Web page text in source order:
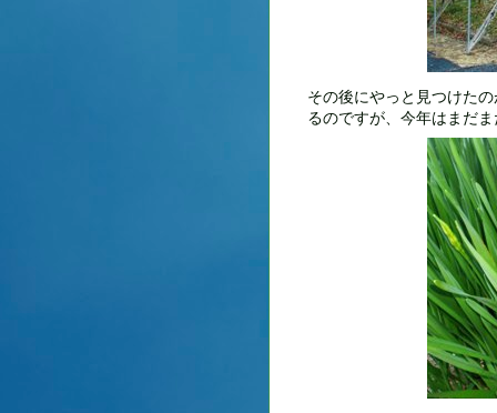
その後にやっと見つけた
るのですが、今年はまだ